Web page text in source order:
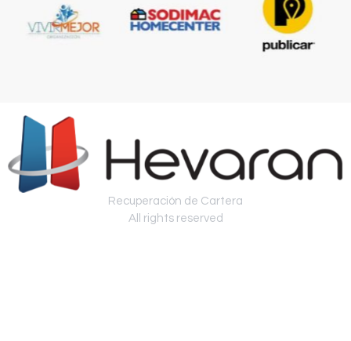
Recuperación de Cartera
All rights reserved